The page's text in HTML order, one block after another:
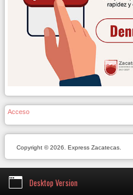
Acceso
Copyright © 2026. Express Zacatecas.
Desktop Version